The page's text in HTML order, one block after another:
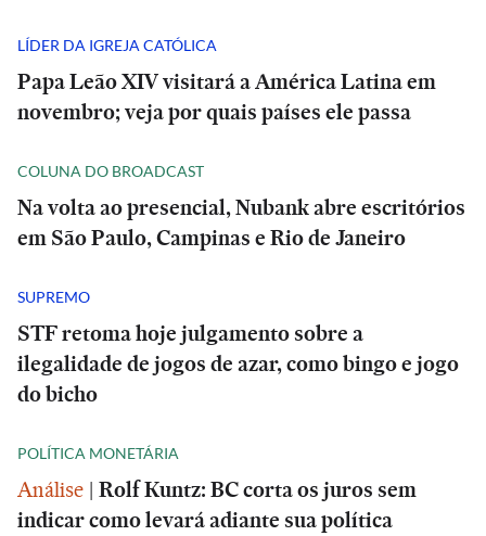
LÍDER DA IGREJA CATÓLICA
Papa Leão XIV visitará a América Latina em
novembro; veja por quais países ele passa
COLUNA DO BROADCAST
Na volta ao presencial, Nubank abre escritórios
em São Paulo, Campinas e Rio de Janeiro
SUPREMO
STF retoma hoje julgamento sobre a
ilegalidade de jogos de azar, como bingo e jogo
do bicho
POLÍTICA MONETÁRIA
Análise | Rolf Kuntz: BC corta os juros sem
indicar como levará adiante sua política